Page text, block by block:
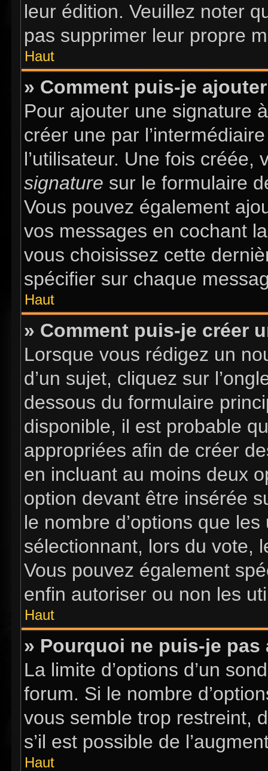
leur édition. Veuillez noter
pas supprimer leur propre
Haut
» Comment puis-je
Pour ajouter une signature
créer une par
l’utilisateur. Une fois
signature sur le formulaire
Vous pouvez également
vos messages en cochant
vous choisissez cette
spécifier sur chaque
Haut
» Comment puis-je créer
Lorsque vous rédigez un
d’un sujet, cliquez sur
dessous du formulaire
disponible, il est probable
appropriées afin de créer
en incluant au moins deux
option devant être insérée
le nombre d’options que
sélectionnant, lors du vote,
Vous pouvez également
enfin autoriser ou non les
Haut
» Pourquoi ne puis-je
La limite d’options d’un
forum. Si le nombre
vous semble trop restreint,
s’il est possible de
Haut